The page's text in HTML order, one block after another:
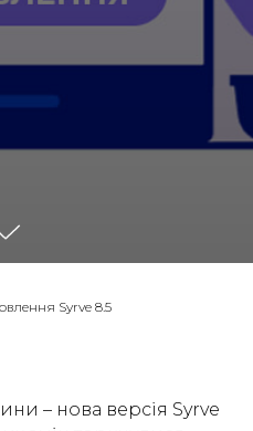
Syrve 8.5
– нова версія Syrve